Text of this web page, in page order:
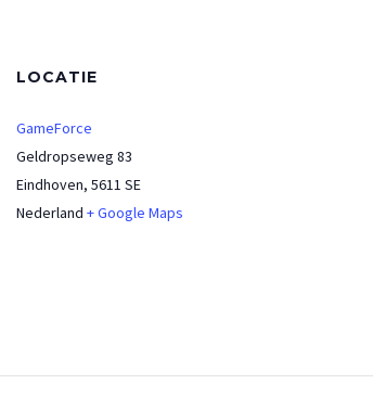
LOCATIE
GameForce
Geldropseweg 83
Eindhoven, 5611 SE
Nederland + Google Maps